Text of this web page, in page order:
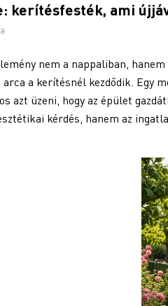
kerítésfesték, ami
nem a nappaliban,
a kerítésnél kezdődik. Egy
azt üzeni, hogy az épület
kérdés, hanem az